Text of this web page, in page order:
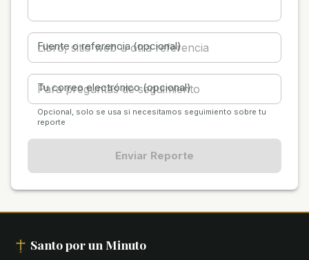
Fuente o referencia (opcional)
Tu correo electrónico (opcional)
Opcional, solo se usa si necesitamos seguimiento sobre tu
reporte
Enviar Reporte
Santo por un Minuto